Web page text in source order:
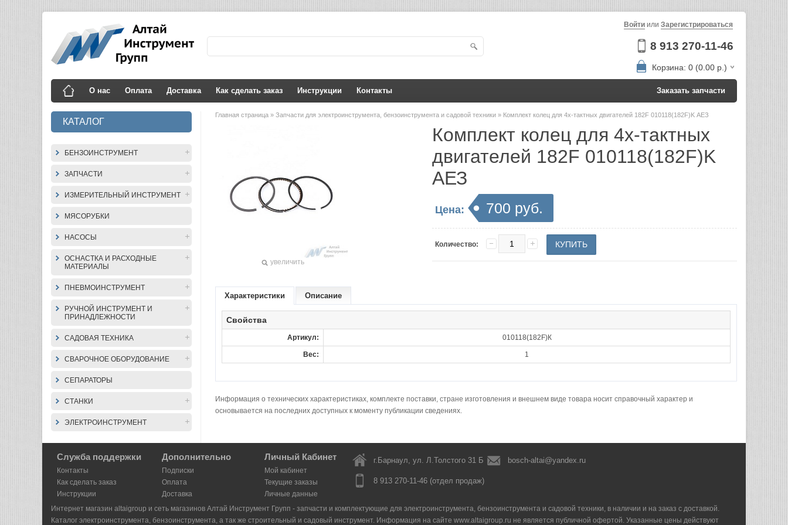
8 913 270-11-46
Войти или Зарегистрироваться
Корзина: 0 (0.00 р.)
О нас Оплата Доставка Как сделать заказ Инструкции Контакты Заказать запчасти
КАТАЛОГ
БЕНЗОИНСТРУМЕНТ
ЗАПЧАСТИ
ИЗМЕРИТЕЛЬНЫЙ ИНСТРУМЕНТ
МЯСОРУБКИ
НАСОСЫ
ОСНАСТКА И РАСХОДНЫЕ
МАТЕРИАЛЫ
ПНЕВМОИНСТРУМЕНТ
РУЧНОЙ ИНСТРУМЕНТ И
ПРИНАДЛЕЖНОСТИ
САДОВАЯ ТЕХНИКА
СВАРОЧНОЕ ОБОРУДОВАНИЕ
СЕПАРАТОРЫ
СТАНКИ
ЭЛЕКТРОИНСТРУМЕНТ
Главная страница » Запчасти для электроинструмента, бензоинструмента и садовой техники » Комплект колец для 4х-тактных двигателей 182F 010118(182F)K АЕЗ
увеличить
Комплект колец для 4х-тактных
двигателей 182F 010118(182F)K
АЕЗ
Цена: 700 руб.
Количество:
Характеристики Описание
Свойства
Артикул: 010118(182F)К
Вес: 1
Информация о технических характеристиках, комплекте поставки, стране изготовления и внешнем виде товара носит справочный характер и
основывается на последних доступных к моменту публикации сведениях.
Служба поддержки
Контакты
Как сделать заказ
Инструкции
Дополнительно
Подписки
Оплата
Доставка
Личный Кабинет
Мой кабинет
Текущие заказы
Личные данные
г.Барнаул, ул. Л.Толстого 31 Б bosch-altai@yandex.ru
8 913 270-11-46 (отдел продаж)
Интернет магазин altaigroup и сеть магазинов Алтай Инструмент Групп - запчасти и комплектующие для электроинструмента, бензоинструмента и садовой техники, в наличии и на заказ с доставкой.
Каталог электроинструмента, бензоинструмента, а так же строительный и садовый инструмент. Информация на сайте www.altaigroup.ru не является публичной офертой. Указанные цены действуют